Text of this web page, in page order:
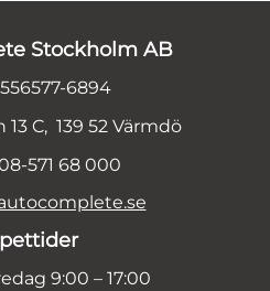
Stockholm AB
6894
C, 139 52 Värmdö
571 68 000
9:00 – 17:00